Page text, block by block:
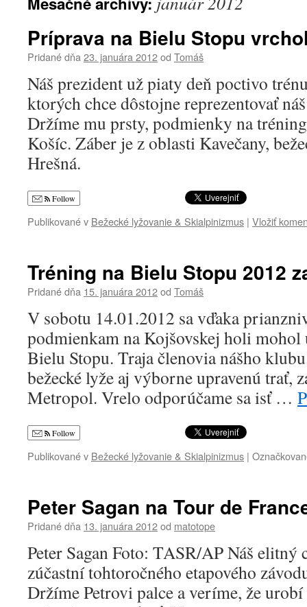
Príprava na Bielu Stopu
Pridané dňa 23. januára 2012od Tomáš
Náš prezident už piaty deň poctivo
ktorých chce dôstojne reprezentovať
Držíme mu prsty, podmienky na
Košíc. Záber je z oblasti Kavečany,
Hrešná.
Follow
Publikované v Bežecké lyžovanie & Skialpinizmus | Vložiť
Tréning na Bielu Stopu 2012
Pridané dňa 15. januára 2012od Tomáš
V sobotu 14.01.2012 sa vďaka
podmienkam na Kojšovskej holi
Bielu Stopu. Traja členovia nášho
bežecké lyže aj výborne upravenú trať,
Metropol. Vrelo odporúčame sa isť …
Follow
Publikované v Bežecké lyžovanie & Skialpinizmus |
Peter Sagan na Tour de
Pridané dňa 13. januára 2012od matotope
Peter Sagan Foto: TASR/AP Náš elitný
zúčastní tohtoročného etapového
Držíme Petrovi palce a veríme, že